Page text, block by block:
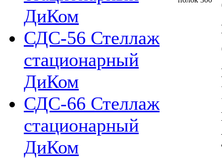
ДиКом
СДС-56 Стеллаж
стационарный
ДиКом
СДС-66 Стеллаж
стационарный
ДиКом